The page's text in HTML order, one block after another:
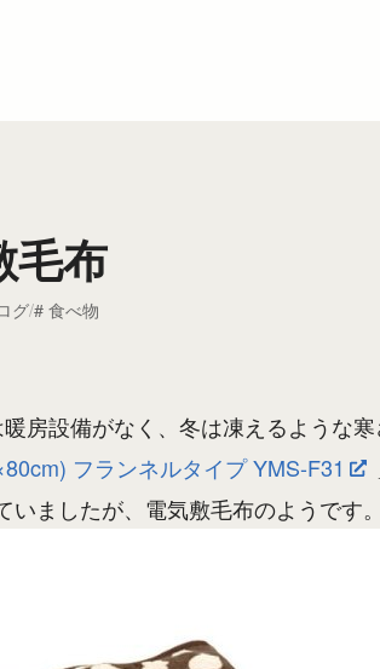
毛布
グ 食べ物
房設備がなく、冬は凍えるような
フランネルタイプ YMS-F31
いましたが、電気敷毛布のようです。